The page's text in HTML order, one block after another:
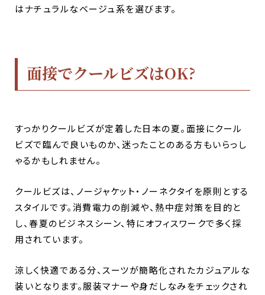
はナチュラルなベージュ系を選びます。
面接でクールビズはOK?
すっかりクールビズが定着した日本の夏。面接にクール
ビズで臨んで良いものか、迷ったことのある方もいらっし
ゃるかもしれません。
クールビズは、ノージャケット・ノーネクタイを原則とする
スタイルです。消費電力の削減や、熱中症対策を目的と
し、春夏のビジネスシーン、特にオフィスワークで多く採
用されています。
涼しく快適である分、スーツが簡略化されたカジュアルな
装いとなります。服装マナーや身だしなみをチェックされ